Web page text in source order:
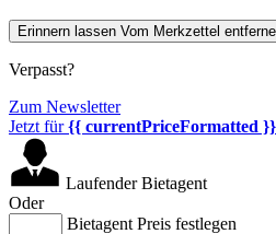
Erinnern lassen Vom Merkzettel
Verpasst?
Zum Newsletter
Jetzt für{{ currentPriceFormatted }}
Laufender Bietagent
Oder
Bietagent Preis festlegen